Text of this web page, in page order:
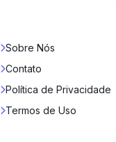
Sobre Nós
Contato
Política de Privacidade
Termos de Uso